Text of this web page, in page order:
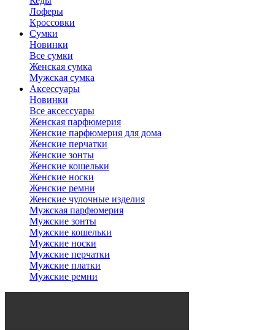
Лоферы
Кроссовки
Сумки
Новинки
Все сумки
Женская сумка
Мужская сумка
Аксессуары
Новинки
Все аксессуары
Женская парфюмерия
Женские парфюмерия для дома
Женские перчатки
Женские зонты
Женские кошельки
Женские носки
Женские ремни
Женские чулочные изделия
Мужская парфюмерия
Мужские зонты
Мужские кошельки
Мужские носки
Мужские перчатки
Мужские платки
Мужские ремни